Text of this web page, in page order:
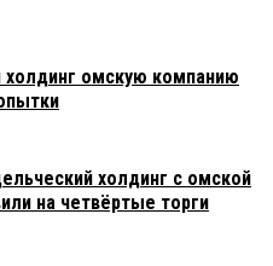
омскую компанию
холдинг с омской
на четвёртые торги